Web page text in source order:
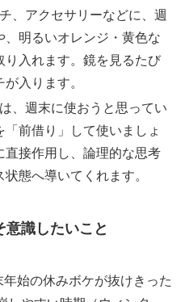
、アクセサリーなどに、週
、明るいオレンジ・黄色な
り入れます。鏡を見るたび
入ります。
、週末に使おうと思ってい
前借り」して使いましょ
直接作用し、論理的な思考
態へ導いてくれます。
意識したいこと
始の休みボケが抜けきった